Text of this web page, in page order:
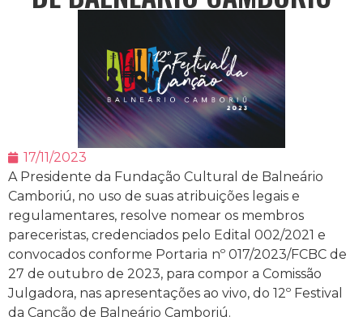
17/11/2023
A Presidente da Fundação Cultural de Balneário
Camboriú, no uso de suas atribuições legais e
regulamentares, resolve nomear os membros
pareceristas, credenciados pelo Edital 002/2021 e
convocados conforme Portaria nº 017/2023/FCBC de
27 de outubro de 2023, para compor a Comissão
Julgadora, nas apresentações ao vivo, do 12º Festival
da Canção de Balneário Camboriú.